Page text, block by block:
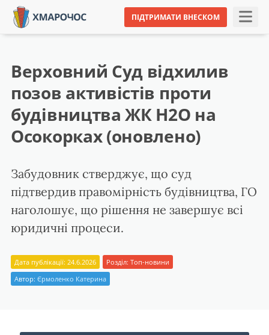
ПІДТРИМАТИ ВНЕСКОМ
Верховний Суд відхилив
позов активістів проти
будівництва ЖК Н2О на
Осокорках (оновлено)
Забудовник стверджує, що суд
підтвердив правомірність будівництва, ГО
наголошує, що рішення не завершує всі
юридичні процеси.
Дата публікації: 24.6.2026 Розділ: Топ-новини
Автор: Єрмоленко Катерина